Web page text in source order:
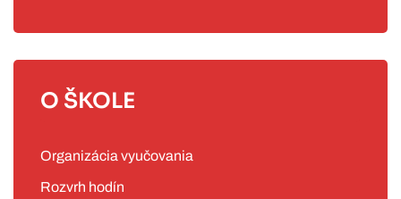
O ŠKOLE
Organizácia vyučovania
Rozvrh hodín